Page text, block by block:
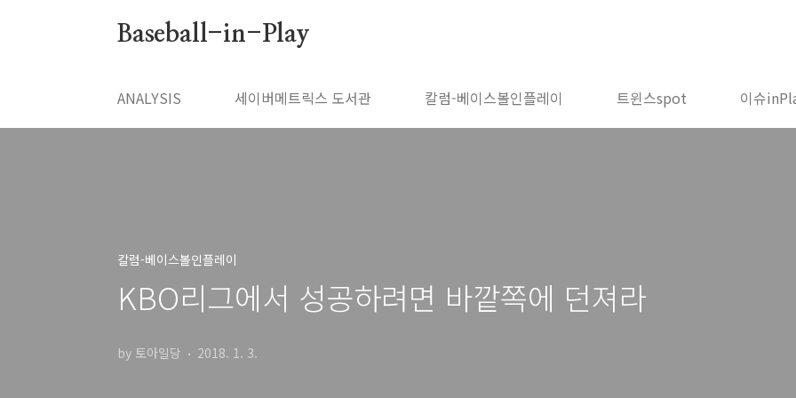
Baseball-in-Play
ANALYSIS 세이버메트릭스 도서관 칼럼-베이스볼인플레이 트윈스spot 이슈
칼럼-베이스볼인플레이
KBO리그에서 성공하려면 바깥쪽에 던져라
by 토아일당 2018. 1. 3.